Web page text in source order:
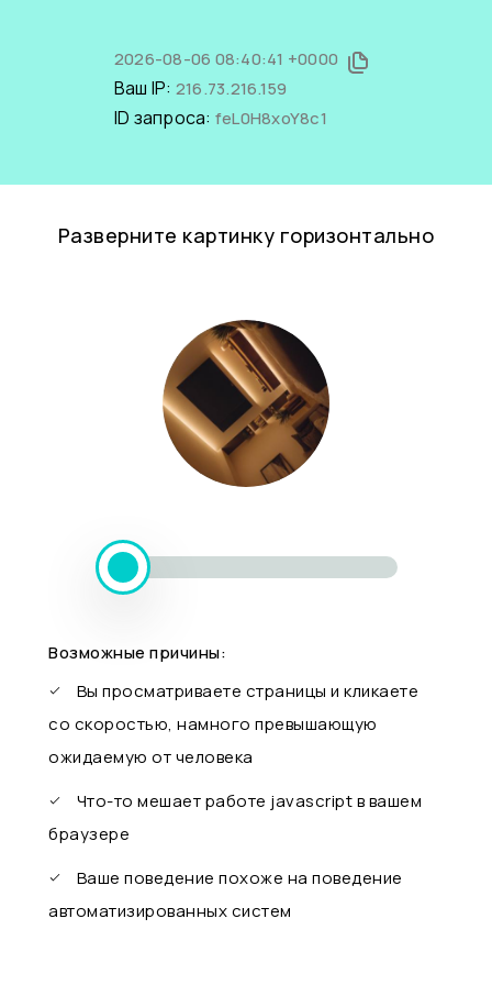
2026-08-06 08:40:41 +0000
Ваш IP: 216.73.216.159
ID запроса: feL0H8xoY8c1
Разверните картинку горизонтально
Возможные причины:
Вы просматриваете страницы и кликаете
со скоростью, намного превышающую
ожидаемую от человека
Что-то мешает работе javascript в вашем
браузере
Ваше поведение похоже на поведение
автоматизированных систем